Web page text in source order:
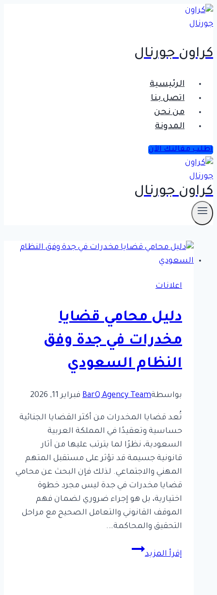
التجاوز
إلى
كراون جورنال
الرئيسية
اتصل بنا
من نحن
المدونة
اطلب مقالتك الآن
كراون جورنال
اعلانات
دليل محامي قضايا
مخدرات في جدة وفق
النظام السعودي
بواسطةBarQ Agency Team فبراير 11, 2026
تُعد قضايا المخدرات من أكثر القضايا الجنائية
حساسية وتعقيدًا في المملكة العربية
السعودية، نظرًا لما يترتب عليها من آثار
قانونية جسيمة قد تؤثر على مستقبل المتهم
المهني والاجتماعي. لذلك فإن البحث عن محامي
قضايا مخدرات في جدة ليس مجرد خطوة
اختيارية، بل هو إجراء ضروري لضمان فهم
الموقف القانوني والتعامل الصحيح مع مراحل
التحقيق والمحاكمة….
إقرأ المزيد
دليل